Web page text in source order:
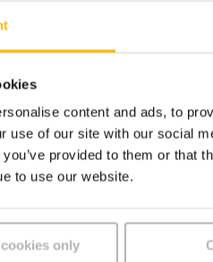
content and ads, to
use of our site with our social
provided to them or that
to use our website.
only